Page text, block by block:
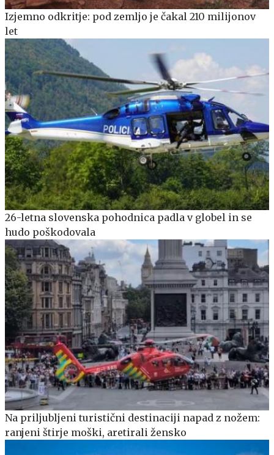
Izjemno odkritje: pod zemljo je čakal 210 milijonov
let
26-letna slovenska pohodnica padla v globel in se
hudo poškodovala
Na priljubljeni turistični destinaciji napad z nožem:
ranjeni štirje moški, aretirali žensko